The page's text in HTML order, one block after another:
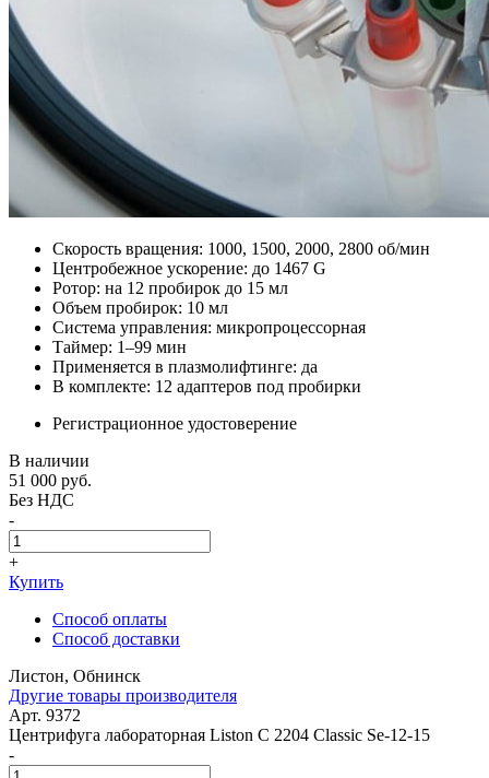
Скорость вращения: 1000, 1500, 2000, 2800 об/мин
Центробежное ускорение: до 1467 G
Ротор: на 12 пробирок до 15 мл
Объем пробирок: 10 мл
Система управления: микропроцессорная
Таймер: 1–99 мин
Применяется в плазмолифтинге: да
В комплекте: 12 адаптеров под пробирки
Регистрационное удостоверение
В наличии
51 000 руб.
Без НДС
-
+
Купить
Способ оплаты
Способ доставки
Листон, Обнинск
Другие товары производителя
Арт. 9372
Центрифуга лабораторная Liston C 2204 Classic Se-12-15
-